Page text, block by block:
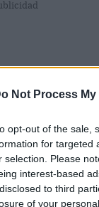
Not Process
opt-out of the sale,
for targeted
selection. Please
interest-based
to third
of your